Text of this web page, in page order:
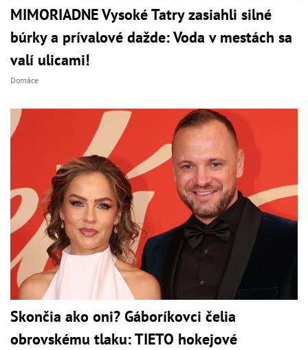
MIMORIADNE Vysoké Tatry zasiahli silné
búrky a prívalové dažde: Voda v mestách sa
valí ulicami!
Domáce
Skončia ako oni? Gáboríkovci čelia
obrovskému tlaku: TIETO hokejové